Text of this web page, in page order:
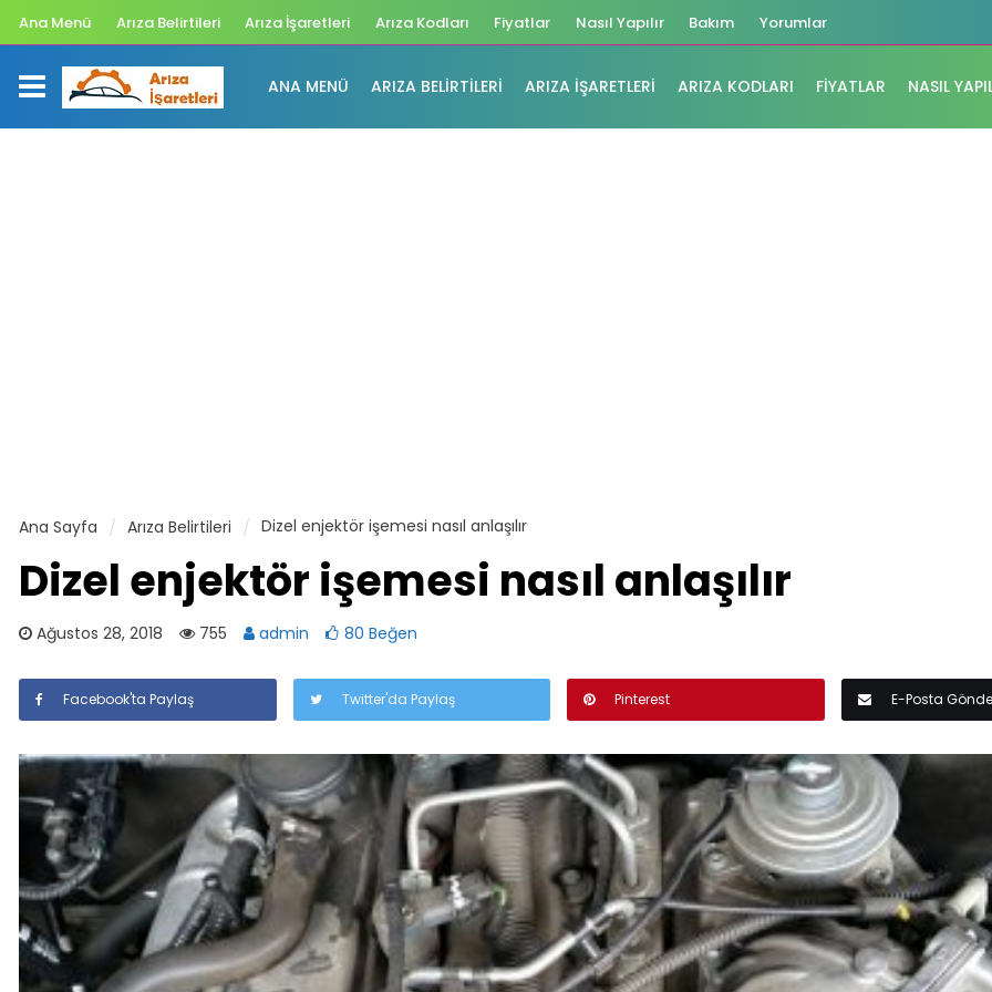
Ana Menü Arıza Belirtileri Arıza İşaretleri Arıza Kodları Fiyatlar Nasıl Yapılır Bakım Yorumlar
ANA MENÜ ARIZA BELIRTILERI ARIZA İŞARETLERI ARIZA KODLARI FIYATLAR NASIL
Ana Sayfa Arıza Belirtileri Dizel enjektör işemesi nasıl anlaşılır
Dizel enjektör işemesi nasıl anlaşılır
Ağustos 28, 2018 755 admin 80 Beğen
Facebook'ta Paylaş Twitter'da Paylaş Pinterest E-Posta